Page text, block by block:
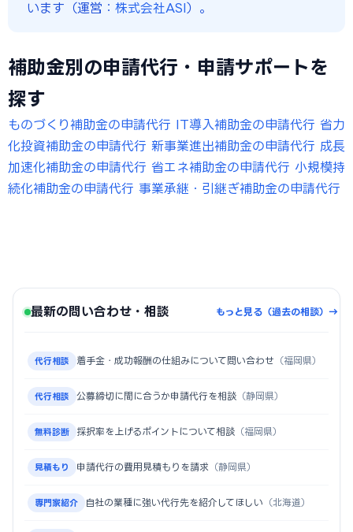
います（運営： 株式会社ASI）。
補助金別の申請代行・申請サポートを
探す
ものづくり補助金の申請代行 IT導入補助金の申請代行 省力
化投資補助金の申請代行 新事業進出補助金の申請代行 成長
加速化補助金の申請代行 省エネ補助金の申請代行 小規模持
続化補助金の申請代行 事業承継・引継ぎ補助金の申請代行
最新の問い合わせ・相談 もっと見る（過去の相談）→
代行相談 着手金・成功報酬の仕組みについて問い合わせ （福岡県）
代行相談 公募締切に間に合うか申請代行を相談 （静岡県）
無料診断 採択率を上げるポイントについて相談 （福岡県）
見積もり 申請代行の費用見積もりを請求 （静岡県）
専門家紹介 自社の業種に強い代行先を紹介してほしい （北海道）